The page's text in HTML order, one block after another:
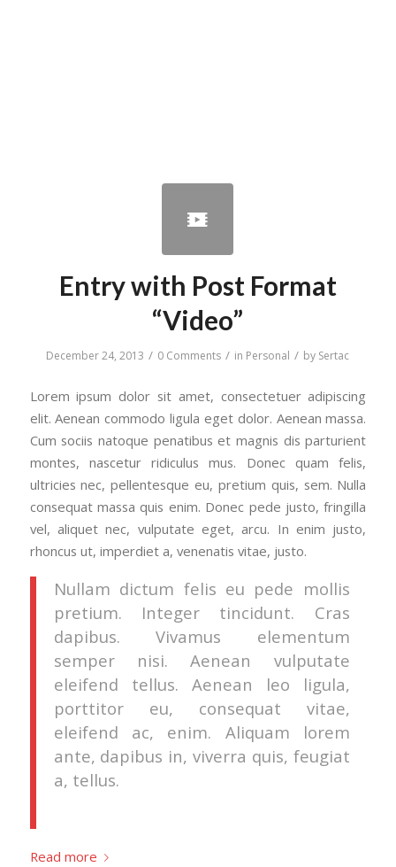
Entry with Post Format
“Video”
December 24, 2013 / 0 Comments / in Personal / by Sertac
Lorem ipsum dolor sit amet, consectetuer adipiscing
elit. Aenean commodo ligula eget dolor. Aenean massa.
Cum sociis natoque penatibus et magnis dis parturient
montes, nascetur ridiculus mus. Donec quam felis,
ultricies nec, pellentesque eu, pretium quis, sem. Nulla
consequat massa quis enim. Donec pede justo, fringilla
vel, aliquet nec, vulputate eget, arcu. In enim justo,
rhoncus ut, imperdiet a, venenatis vitae, justo.
Nullam dictum felis eu pede mollis
pretium. Integer tincidunt. Cras
dapibus. Vivamus elementum
semper nisi. Aenean vulputate
eleifend tellus. Aenean leo ligula,
porttitor eu, consequat vitae,
eleifend ac, enim. Aliquam lorem
ante, dapibus in, viverra quis, feugiat
a, tellus.
Read more